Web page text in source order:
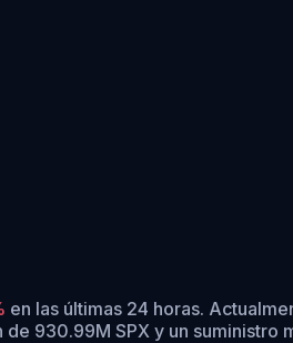
en las últimas 24 horas.
930.99M SPX y un suministro